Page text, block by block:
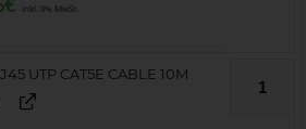
€ inkl. 0% MwSt.
UTP CAT5E CABLE 10M